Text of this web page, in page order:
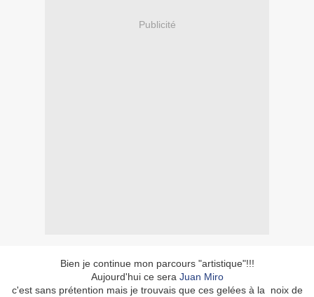
Publicité
Bien je continue mon parcours "artistique"!!!
Aujourd'hui ce sera Juan Miro
c'est sans prétention mais je trouvais que ces gelées à la noix de